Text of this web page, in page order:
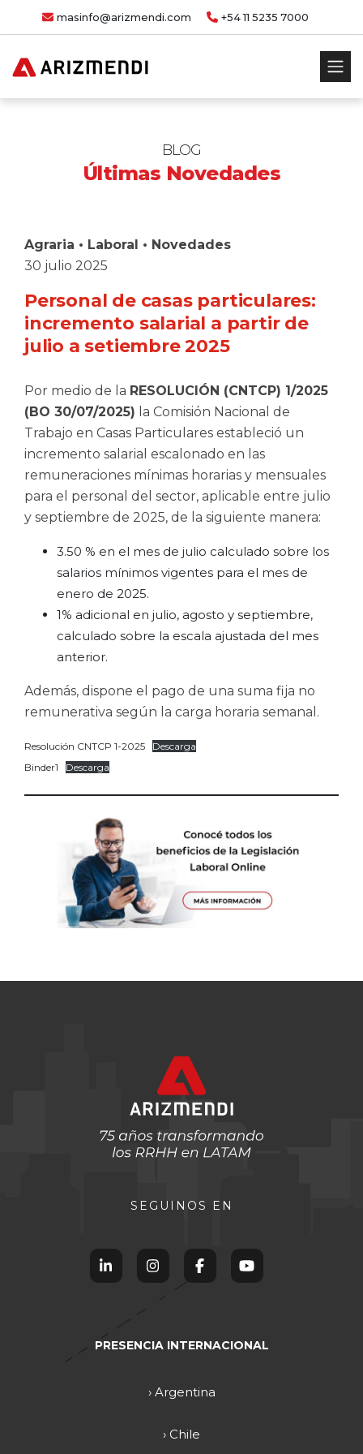
masinfo@arizmendi.com +54 11 5235 7000
BLOG
Últimas Novedades
Agraria • Laboral • Novedades
30 julio 2025
Personal de casas particulares:
incremento salarial a partir de
julio a setiembre 2025
Por medio de la RESOLUCIÓN (CNTCP) 1/2025
(BO 30/07/2025) la Comisión Nacional de
Trabajo en Casas Particulares estableció un
incremento salarial escalonado en las
remuneraciones mínimas horarias y mensuales
para el personal del sector, aplicable entre julio
y septiembre de 2025, de la siguiente manera:
3.50 % en el mes de julio calculado sobre los
salarios mínimos vigentes para el mes de
enero de 2025.
1% adicional en julio, agosto y septiembre,
calculado sobre la escala ajustada del mes
anterior.
Además, dispone el pago de una suma fija no
remunerativa según la carga horaria semanal.
Resolución CNTCP 1-2025
Descarga
Binder1
Descarga
SEGUINOS EN
PRESENCIA INTERNACIONAL
› Argentina
› Chile